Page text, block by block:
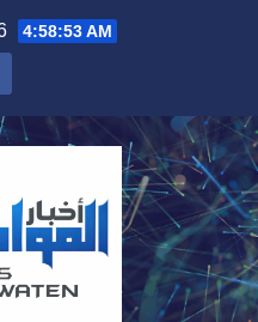
4:58:55 AM